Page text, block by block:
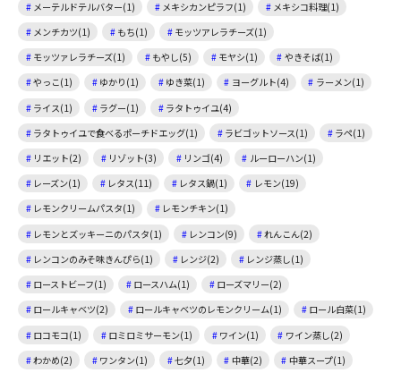
メーテルドテルバター(1)
メキシカンピラフ(1)
メキシコ料理(1)
メンチカツ(1)
もち(1)
モッツアレラチーズ(1)
モッツァレラチーズ(1)
もやし(5) モヤシ(1)
やきそば(1)
やっこ(1)
ゆかり(1) ゆき菜(1) ヨーグルト(4)
ラーメン(1)
ライス(1)
ラグー(1)
ラタトゥイユ(4)
ラタトゥイユで食べるポーチドエッグ(1)
ラビゴットソース(1)
ラペ(1)
リエット(2)
リゾット(3) リンゴ(4)
ルーローハン(1)
レーズン(1)
レタス(11) レタス鍋(1)
レモン(19)
レモンクリームパスタ(1)
レモンチキン(1)
レモンとズッキーニのパスタ(1)
レンコン(9)
れんこん(2)
レンコンのみそ味きんぴら(1)
レンジ(2)
レンジ蒸し(1)
ローストビーフ(1)
ロースハム(1)
ローズマリー(2)
ロールキャベツ(2)
ロールキャベツのレモンクリーム(1)
ロール白菜(1)
ロコモコ(1)
ロミロミサーモン(1) ワイン(1)
ワイン蒸し(2)
わかめ(2)
ワンタン(1) 七夕(1) 中華(2)
中華スープ(1)